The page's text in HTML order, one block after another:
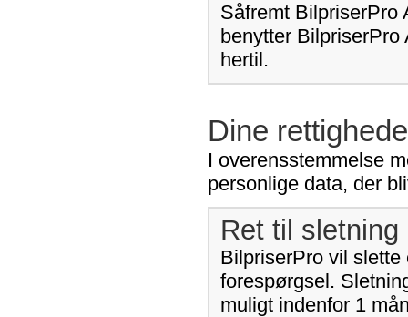
Såfremt BilpriserPro
benytter
hertil.
Dine
I overensstemmelse
personlige data, der
Ret til
BilpriserPro vil
forespørgsel.
muligt indenfor 1